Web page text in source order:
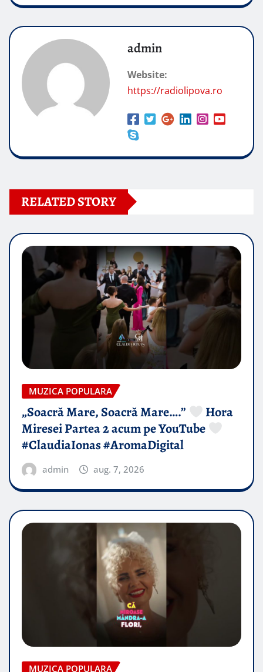
admin
Website:
https://radiolipova.ro
RELATED STORY
MUZICA POPULARA
„Soacră Mare, Soacră Mare….”
Hora
Miresei Partea 2 acum pe YouTube
#ClaudiaIonas #AromaDigital
admin aug. 7, 2026
MUZICA POPULARA